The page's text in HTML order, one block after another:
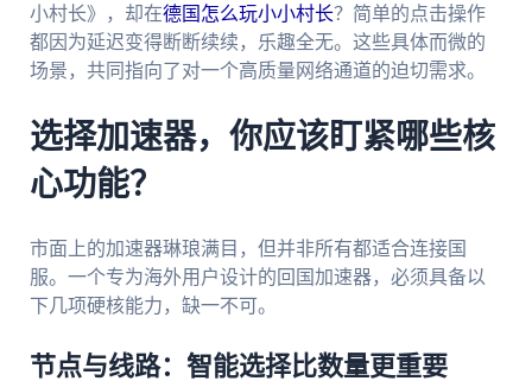
小村长》，却在德国怎么玩小小村长？简单的点击操作
都因为延迟变得断断续续，乐趣全无。这些具体而微的
场景，共同指向了对一个高质量网络通道的迫切需求。
选择加速器，你应该盯紧哪些核
心功能？
市面上的加速器琳琅满目，但并非所有都适合连接国
服。一个专为海外用户设计的回国加速器，必须具备以
下几项硬核能力，缺一不可。
节点与线路：智能选择比数量更重要